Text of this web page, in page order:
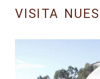
VISITA